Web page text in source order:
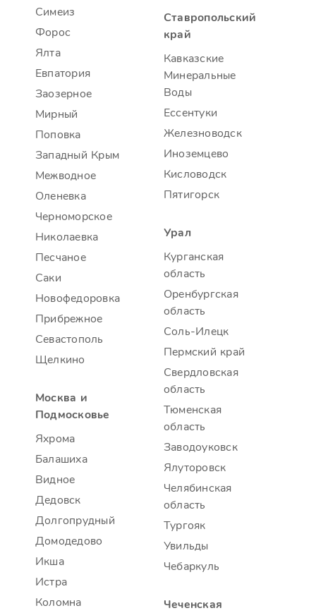
Симеиз
Форос
Ялта
Евпатория
Заозерное
Мирный
Поповка
Западный Крым
Межводное
Оленевка
Черноморское
Николаевка
Песчаное
Саки
Новофедоровка
Прибрежное
Севастополь
Щелкино
Москва и
Подмосковье
Яхрома
Балашиха
Видное
Дедовск
Долгопрудный
Домодедово
Икша
Истра
Коломна
Ставропольский
край
Кавказские
Минеральные
Воды
Ессентуки
Железноводск
Иноземцево
Кисловодск
Пятигорск
Урал
Курганская
область
Оренбургская
область
Соль-Илецк
Пермский край
Свердловская
область
Тюменская
область
Заводоуковск
Ялуторовск
Челябинская
область
Тургояк
Увильды
Чебаркуль
Чеченская